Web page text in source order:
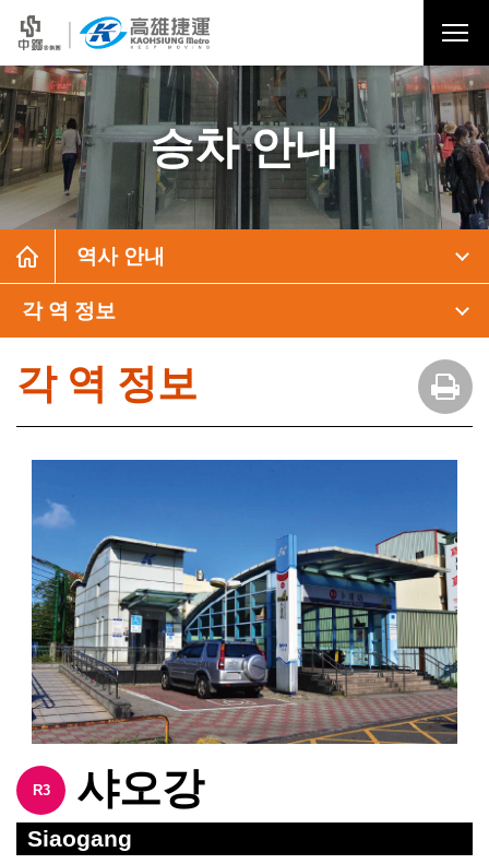
승차 안내
역사 안내
각 역 정보
각 역 정보
R3 샤오강
Siaogang